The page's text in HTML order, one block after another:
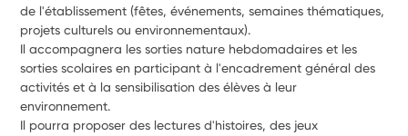
de l'établissement (fêtes, événements, semaines thématiques,
projets culturels ou environnementaux).
Il accompagnera les sorties nature hebdomadaires et les
sorties scolaires en participant à l'encadrement général des
activités et à la sensibilisation des élèves à leur
environnement.
Il pourra proposer des lectures d'histoires, des jeux